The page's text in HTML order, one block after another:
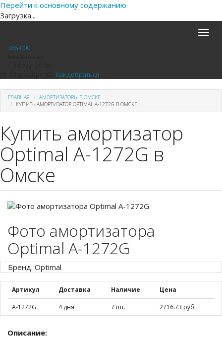
Перейти к основному содержанию
Загрузка...
Toggle
386-000
Как добраться
ГЛАВНАЯ
АМОРТИЗАТОРЫ В ОМСКЕ
КУПИТЬ АМОРТИЗАТОР OPTIMAL A-1272G В ОМСКЕ
Купить амортизатор
Optimal A-1272G в
Омске
Фото амортизатора
Optimal A-1272G
Бренд: Optimal
Артикул Доставка Наличие Цена
A-1272G 4 дня 7 шт. 2716.73 руб.
Описание: